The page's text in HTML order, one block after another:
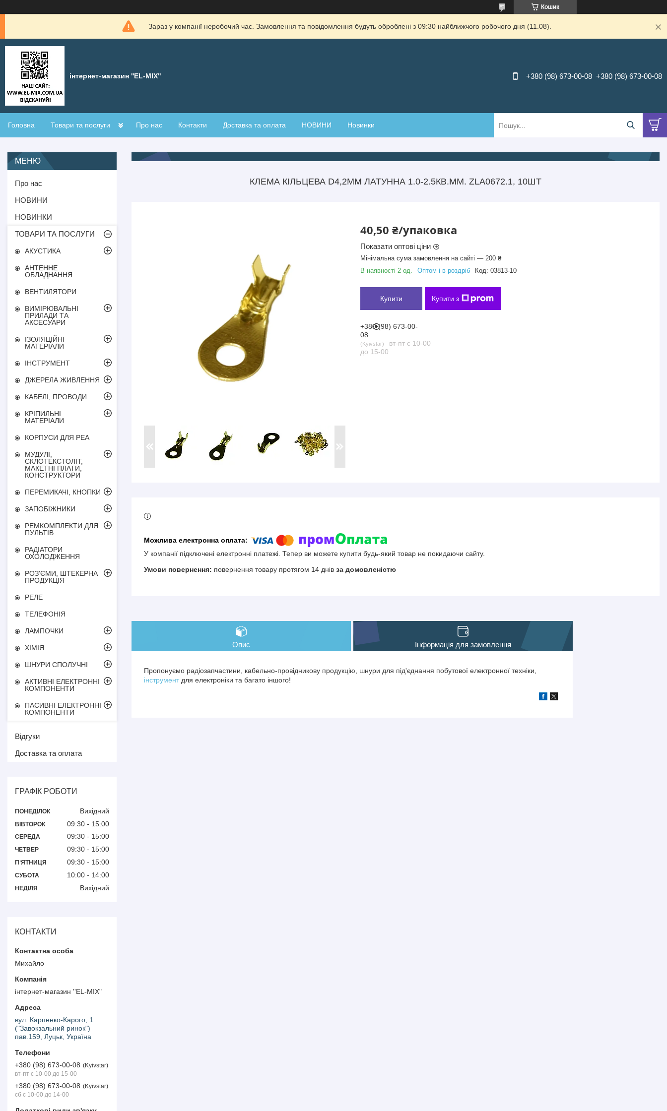
Кошик
Зараз у компанії неробочий час. Замовлення та повідомлення будуть оброблені з 09:30 найближчого робочого дня (11.08).
інтернет-магазин ''EL-MIX" +380 (98) 673-00-08 +380 (98) 673-00-08
Головна Товари та послуги Про нас Контакти Доставка та оплата НОВИНИ Новинки
КЛЕМА КІЛЬЦЕВА D4,2ММ ЛАТУННА 1.0-2.5КВ.ММ. ZLA0672.1, 10ШТ
40,50 ₴/упаковка
Показати оптові ціни
Мінімальна сума замовлення на сайті — 200 ₴
В наявності 2 од.
Оптом і в роздріб Код: 03813-10
Купити Купити з
+380 (98) 673-00-
08
Kyivstar
вт-пт с 10-00
до 15-00
У компанії підключені електронні платежі. Тепер ви можете купити будь-який товар не покидаючи сайту.
повернення товару протягом 14 днів за домовленістю
Опис Інформація для замовлення
Пропонуємо радіозапчастини, кабельно-провідникову продукцію, шнури для під'єднання побутової електронної техніки,
інструментдля електроніки та багато іншого!
Про нас
НОВИНИ
НОВИНКИ
ТОВАРИ ТА ПОСЛУГИ
АКУСТИКА
АНТЕННЕ
ОБЛАДНАННЯ
ВЕНТИЛЯТОРИ
ВИМІРЮВАЛЬНІ
ПРИЛАДИ ТА
АКСЕСУАРИ
ІЗОЛЯЦІЙНІ
МАТЕРІАЛИ
ІНСТРУМЕНТ
ДЖЕРЕЛА ЖИВЛЕННЯ
КАБЕЛІ, ПРОВОДИ
КРІПИЛЬНІ
МАТЕРІАЛИ
КОРПУСИ ДЛЯ РЕА
МУДУЛІ,
СКЛОТЕКСТОЛІТ,
МАКЕТНІ ПЛАТИ,
КОНСТРУКТОРИ
ПЕРЕМИКАЧІ, КНОПКИ
ЗАПОБІЖНИКИ
РЕМКОМПЛЕКТИ ДЛЯ
ПУЛЬТІВ
РАДІАТОРИ
ОХОЛОДЖЕННЯ
РОЗ'ЄМИ, ШТЕКЕРНА
ПРОДУКЦІЯ
РЕЛЕ
ТЕЛЕФОНІЯ
ЛАМПОЧКИ
ХІМІЯ
ШНУРИ СПОЛУЧНІ
АКТИВНІ ЕЛЕКТРОННІ
КОМПОНЕНТИ
ПАСИВНІ ЕЛЕКТРОННІ
КОМПОНЕНТИ
Відгуки
Доставка та оплата
ГРАФІК РОБОТИ
ПОНЕДІЛОК Вихідний
ВІВТОРОК 09:30 15:00
СЕРЕДА 09:30 15:00
ЧЕТВЕР 09:30 15:00
ПʼЯТНИЦЯ 09:30 15:00
СУБОТА 10:00 14:00
НЕДІЛЯ Вихідний
КОНТАКТИ
Михайло
інтернет-магазин ''EL-MIX"
вул. Карпенко-Карого, 1
("Завокзальний ринок")
пав.159, Луцьк, Україна
+380 (98) 673-00-08
Kyivstar
вт-пт с 10-00 до 15-00
+380 (98) 673-00-08
Kyivstar
сб с 10-00 до 14-00